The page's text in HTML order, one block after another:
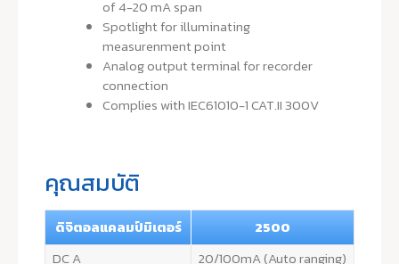
of 4-20 mA span
Spotlight for illuminating
measurenment point
Analog output terminal for recorder
connection
Complies with IEC61010-1 CAT.II 300V
คุณสมบัติ
ดิจิตอลแคลมป์มิเตอร์
2500
DC A
20/100mA (Auto ranging)